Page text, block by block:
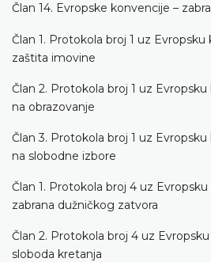
Član 14. Evropske konvencije –
Član 1. Protokola broj 1 uz Evropsku
zaštita imovine
Član 2. Protokola broj 1 uz
na obrazovanje
Član 3. Protokola broj 1 uz
na slobodne izbore
Član 1. Protokola broj 4 uz
zabrana dužničkog zatvora
Član 2. Protokola broj 4 uz
sloboda kretanja